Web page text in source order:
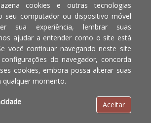
Powered by:
Razão
OBJETOS PARA
DF - CEP:
Em caso de divergência de
preços, o valor válido é o do
cookies e outras tecnologias
seu computador ou dispositivo móvel
sua experiência, lembrar suas
ajudar a entender como o site está
você continuar navegando neste site
do navegador, concorda
cookies, embora possa alterar suas
qualquer momento.
Aceitar